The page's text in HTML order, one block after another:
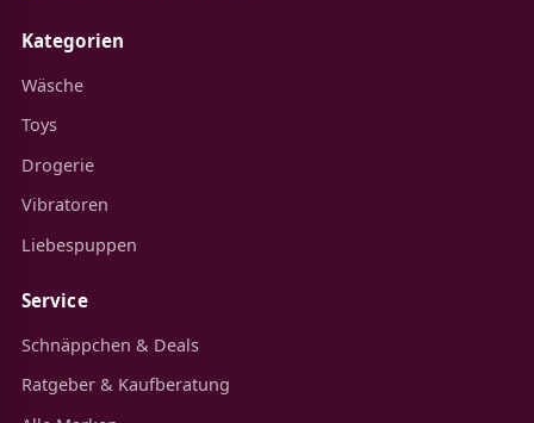
Kategorien
Wäsche
Toys
Drogerie
Vibratoren
Liebespuppen
Service
Schnäppchen & Deals
Ratgeber & Kaufberatung